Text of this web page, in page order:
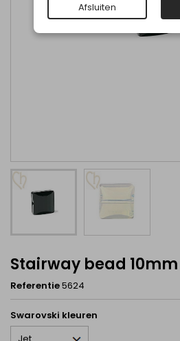
Stairway bead 10mm
Referentie5624
Swarovski kleuren
Afsluiten